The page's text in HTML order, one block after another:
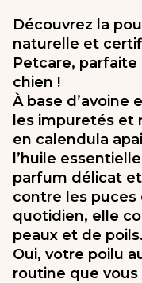
Découvrez la
naturelle et
Petcare,
chien !
À base d’avoine
les impuretés et
en calendula
l’huile
parfum délicat
contre les puces
quotidien, elle
peaux et de poils.
Oui, votre poilu
routine que vous